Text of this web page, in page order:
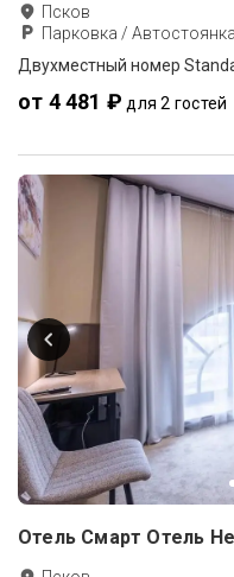
Псков
Парковка / Автостоянка
Двухместный номер
от 4 481 ₽ для 2 гостей
Отель Смарт Отель